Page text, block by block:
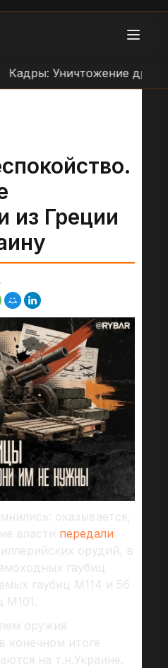
Уничтожение
из Греции
оказывается,
власти передали
орудий, в
гаубиц
гаубиц M114 и 56
M101.
оружия
конечном итоге
на т.н.Украине.